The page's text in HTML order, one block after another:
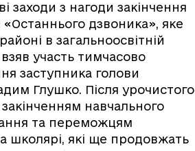
заходи з нагоди закінчення
«Останнього дзвоника», яке
в загальноосвітній
участь тимчасово
заступника голови
Глушко. Після урочистого
закінченням навчального
та переможцям
школярі, які ще продовжать